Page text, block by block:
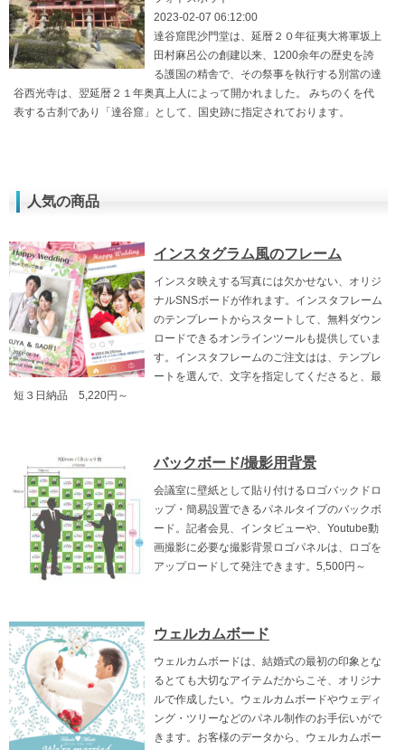
2023-02-07 06:12:00
達谷窟毘沙門堂は、延暦２０年征夷大将軍坂上
田村麻呂公の創建以来、1200余年の歴史を誇
る護国の精舎で、その祭事を執行する別當の達
谷西光寺は、翌延暦２１年奥真上人によって開かれました。 みちのくを代
表する古刹であり「達谷窟」として、国史跡に指定されております。
人気の商品
インスタグラム風のフレーム
インスタ映えする写真には欠かせない、オリジ
ナルSNSボードが作れます。インスタフレーム
のテンプレートからスタートして、無料ダウン
ロードできるオンラインツールも提供していま
す。インスタフレームのご注文はは、テンプレ
ートを選んで、文字を指定してくださると、最
短３日納品 5,220円～
バックボード/撮影用背景
会議室に壁紙として貼り付けるロゴバックドロ
ップ・簡易設置できるパネルタイプのバックボ
ード。記者会見、インタビューや、Youtube動
画撮影に必要な撮影背景ロゴパネルは、ロゴを
アップロードして発注できます。5,500円～
ウェルカムボード
ウェルカムボードは、結婚式の最初の印象とな
るとても大切なアイテムだからこそ、オリジナ
ルで作成したい。ウェルカムボードやウェディ
ング・ツリーなどのパネル制作のお手伝いがで
きます。お客様のデータから、ウェルカムボー